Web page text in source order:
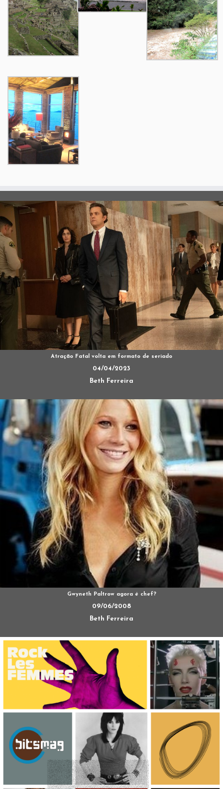
Atração Fatal volta em formato de seriado
04/04/2023
Beth Ferreira
Gwyneth Paltrow agora é chef?
09/06/2008
Beth Ferreira